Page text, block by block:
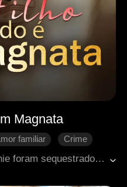
Magnata
familiar
Crime
Em 2005, três filhos de Sophie foram sequestrados, deixando o mais velho, Rhys, ferido e com deficiência. Vinte anos depois, ela luta sozinha para criá-lo, até descobrir que um poderoso CEO é seu filho mais velho desaparecido. Reunidos, os irmãos revelam uma verdade chocante: o sequestro foi planejado pela própria família. Entre traições e disputas, eles se unem para buscar justiça e reconstruir seus laços.